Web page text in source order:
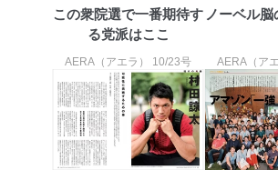
当社は、内部監査及びマネジメントレビ
じて、個人情報保護マネジメントシステ
善し、常に最良の状態を維持します。
苦情及び相談受付け窓口
貴殿の個人情報及び当社の個人情報保護
ステムに関するご相談及び苦情について
絡ください。
適切、かつ迅速に対応させていただきま
この衆院選で一番期待す
る党派はここ
AERA（アエラ） 10/23号
ノーベル
AERA（ア